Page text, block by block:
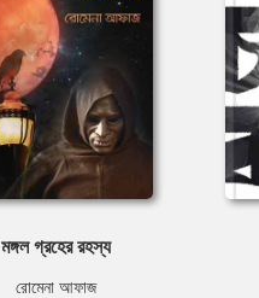
মঙ্গল গ্রহের রহস্য
রোমেনা আফাজ